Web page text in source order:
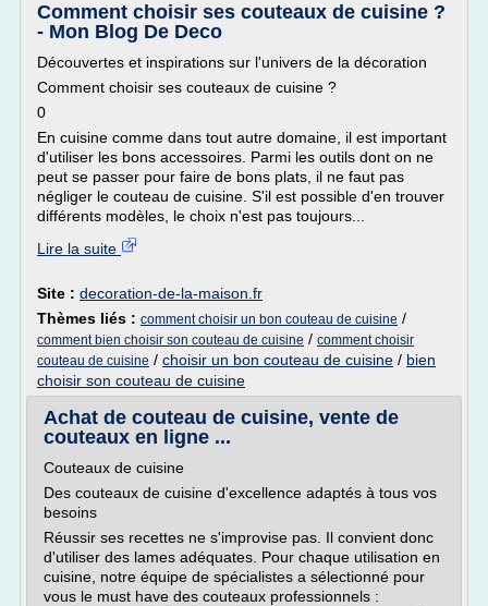
Comment choisir ses couteaux de cuisine ?
- Mon Blog De Deco
Découvertes et inspirations sur l'univers de la décoration
Comment choisir ses couteaux de cuisine ?
0
En cuisine comme dans tout autre domaine, il est important
d'utiliser les bons accessoires. Parmi les outils dont on ne
peut se passer pour faire de bons plats, il ne faut pas
négliger le couteau de cuisine. S'il est possible d'en trouver
différents modèles, le choix n'est pas toujours...
Lire la suite
Site : decoration-de-la-maison.fr
Thèmes liés : comment choisir un bon couteau de cuisine /
comment bien choisir son couteau de cuisine / comment choisir
couteau de cuisine / choisir un bon couteau de cuisine / bien
choisir son couteau de cuisine
Achat de couteau de cuisine, vente de
couteaux en ligne ...
Couteaux de cuisine
Des couteaux de cuisine d'excellence adaptés à tous vos
besoins
Réussir ses recettes ne s'improvise pas. Il convient donc
d'utiliser des lames adéquates. Pour chaque utilisation en
cuisine, notre équipe de spécialistes a sélectionné pour
vous le must have des couteaux professionnels :